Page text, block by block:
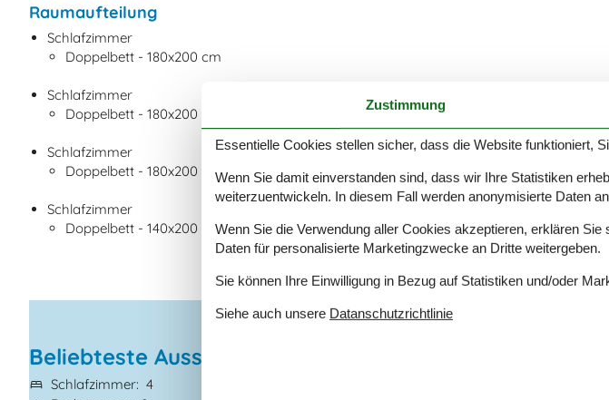
Raumaufteilung
Schlafzimmer
Doppelbett - 180x200 cm
Schlafzimmer
Doppelbett - 180x200 cm
Schlafzimmer
Doppelbett - 180x200 cm
Schlafzimmer
Doppelbett - 140x200 cm
Beliebteste Ausstattungen
Schlafzimmer 4
Zustimmung
Essentielle Cookies stellen sicher, dass die Website funktioniert,
Wenn Sie damit einverstanden sind, dass wir Ihre Statistiken
weiterzuentwickeln. In diesem Fall werden anonymisierte Daten
Wenn Sie die Verwendung aller Cookies akzeptieren, erklären
Daten für personalisierte Marketingzwecke an Dritte weitergeben.
Sie können Ihre Einwilligung in Bezug auf Statistiken und/oder
Siehe auch unsere Datanschutzrichtlinie